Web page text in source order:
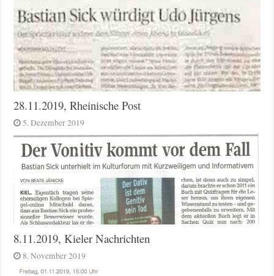
28.11.2019, Rheinische Post
5. Dezember 2019
8.11.2019, Kieler Nachrichten
8. November 2019